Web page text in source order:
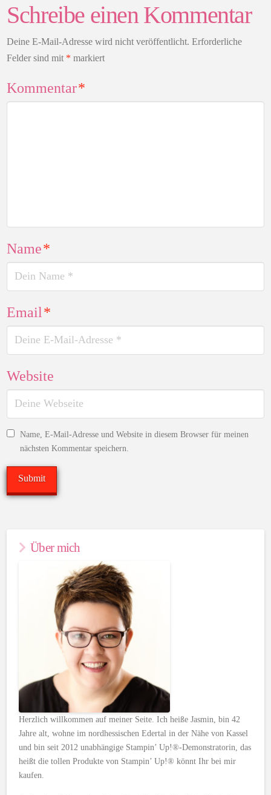
Schreibe einen Kommentar
Deine E-Mail-Adresse wird nicht veröffentlicht. Erforderliche
Felder sind mit * markiert
Kommentar*
Name*
Email*
Website
Name, E-Mail-Adresse und Website in diesem Browser für meinen
nächsten Kommentar speichern.
Über mich
Herzlich willkommen auf meiner Seite. Ich heiße Jasmin, bin 42
Jahre alt, wohne im nordhessischen Edertal in der Nähe von Kassel
und bin seit 2012 unabhängige Stampin’ Up!®-Demonstratorin, das
heißt die tollen Produkte von Stampin’ Up!® könnt Ihr bei mir
kaufen.